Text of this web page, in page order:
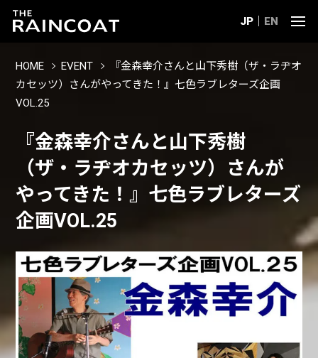
JP EN
HOME EVENT
『金森幸介さんと山下秀樹（ザ・ラヂオ
カセッツ）さんがやってきた！』七色ラブレターズ企画
VOL.25
『金森幸介さんと山下秀樹
（ザ・ラヂオカセッツ）さんが
やってきた！』七色ラブレターズ
企画VOL.25